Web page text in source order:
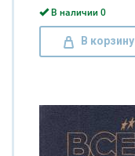
В наличии 0
В корзину